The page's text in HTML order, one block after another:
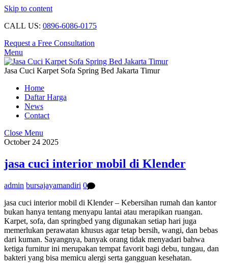
Skip to content
CALL US: 0896-6086-0175
Request a Free Consultation
Menu
Jasa Cuci Karpet Sofa Spring Bed Jakarta Timur
Home
Daftar Harga
News
Contact
Close Menu
October 24 2025
jasa cuci interior mobil di Klender
admin bursajayamandiri 0
jasa cuci interior mobil di Klender – Kebersihan rumah dan kantor
bukan hanya tentang menyapu lantai atau merapikan ruangan.
Karpet, sofa, dan springbed yang digunakan setiap hari juga
memerlukan perawatan khusus agar tetap bersih, wangi, dan bebas
dari kuman. Sayangnya, banyak orang tidak menyadari bahwa
ketiga furnitur ini merupakan tempat favorit bagi debu, tungau, dan
bakteri yang bisa memicu alergi serta gangguan kesehatan.